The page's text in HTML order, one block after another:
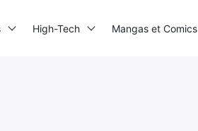
High-Tech Mangas et Comics